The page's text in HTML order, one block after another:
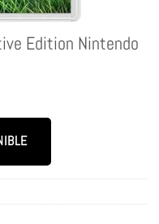
Edition Nintendo